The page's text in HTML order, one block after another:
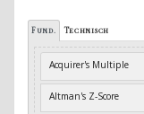
Fund. Technisch
Acquirer's Multiple
Altman's Z-Score